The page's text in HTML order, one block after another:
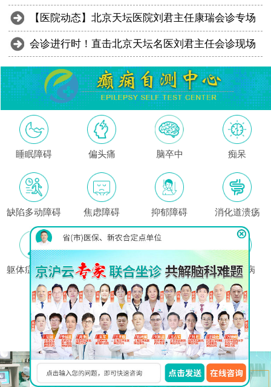
【医院动态】北京天坛医院刘君主任康瑞会诊专场
会诊进行时！直击北京天坛名医刘君主任会诊现场
睡眠障碍 偏头痛 脑卒中 痴呆
缺陷多动障碍 焦虑障碍 抑郁障碍 消化道溃疡
躯体症状障碍 高血压 哮喘 心脏疾病
这里没有我的问题?
在线免费咨询